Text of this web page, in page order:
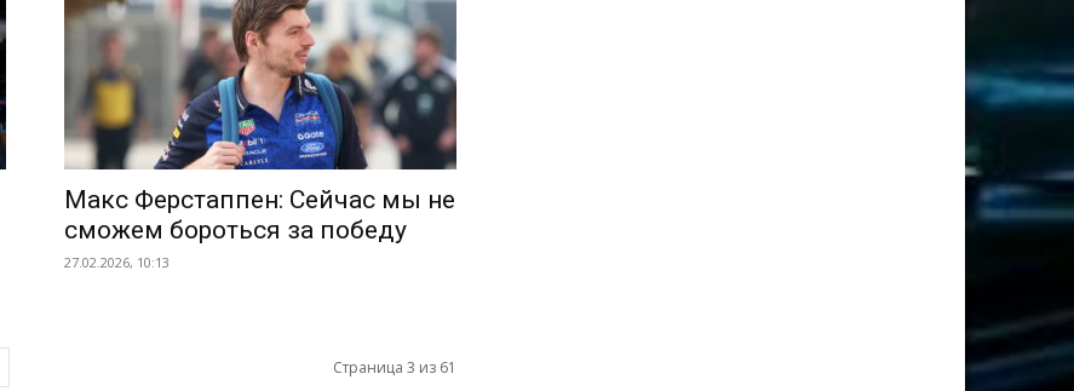
Макс Ферстаппен: Сейчас мы не
сможем бороться за победу
27.02.2026, 10:13
Страница 3 из 61